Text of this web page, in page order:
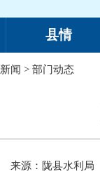
县情
新闻 > 部门动态
来源：陇县水利局